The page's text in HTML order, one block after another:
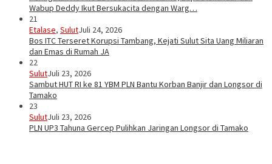
Wabup Deddy Ikut Bersukacita dengan Warg…
21
Etalase, SulutJuli 24, 2026
Bos ITC Terseret Korupsi Tambang, Kejati Sulut Sita Uang Miliaran
dan Emas di Rumah JA
22
SulutJuli 23, 2026
Sambut HUT RI ke 81 YBM PLN Bantu Korban Banjir dan Longsor di
Tamako
23
SulutJuli 23, 2026
PLN UP3 Tahuna Gercep Pulihkan Jaringan Longsor di Tamako